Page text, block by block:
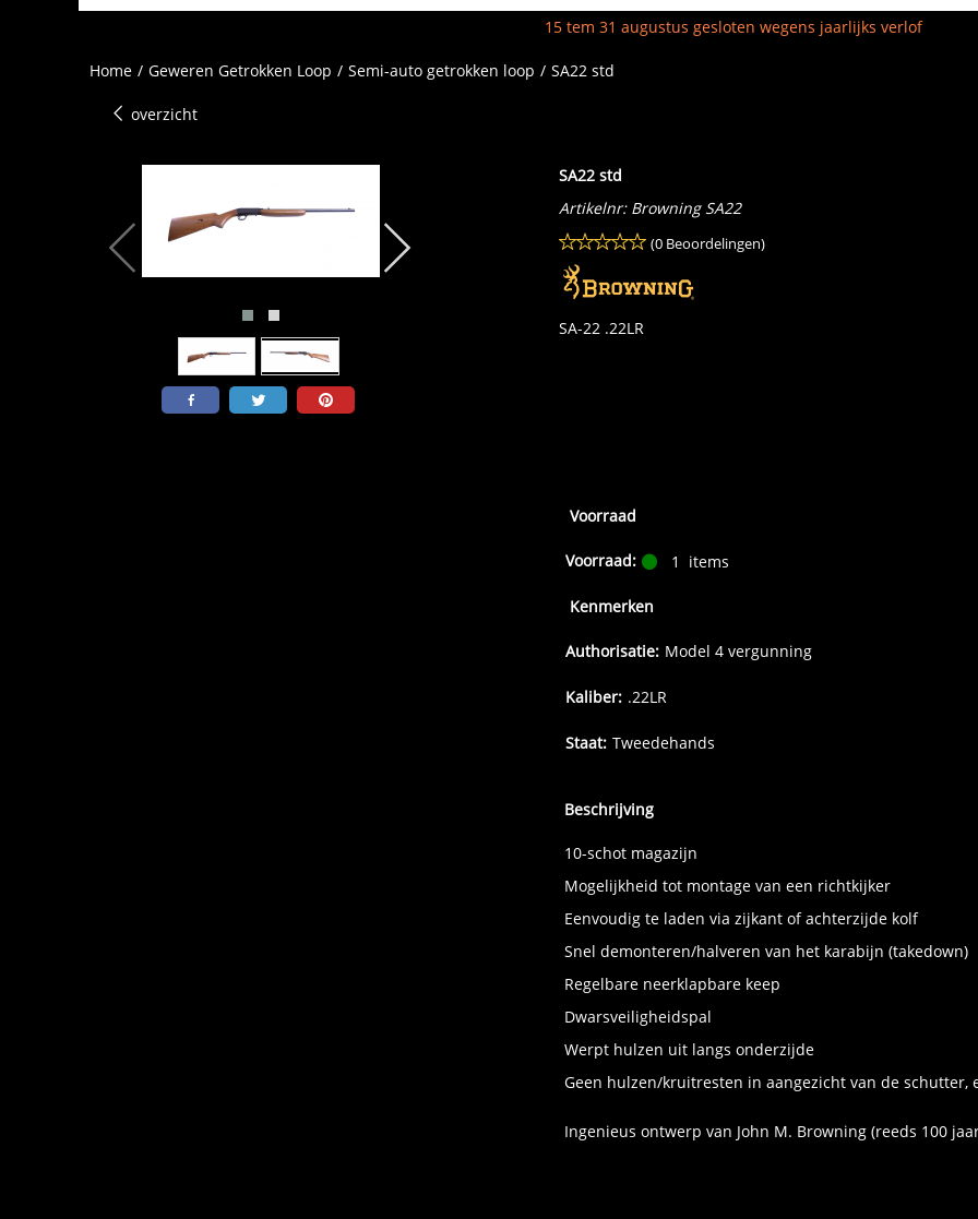
15 tem 31 augustus gesloten wegens jaarlijks verlof
Home / Geweren Getrokken Loop / Semi-auto getrokken loop / SA22 std
overzicht
SA22 std
Artikelnr: Browning SA22
(0 Beoordelingen)
SA-22 .22LR
Voorraad
Voorraad: 1 items
Kenmerken
Authorisatie: Model 4 vergunning
Kaliber: .22LR
Staat: Tweedehands
Beschrijving
10-schot magazijn
Mogelijkheid tot montage van een richtkijker
Eenvoudig te laden via zijkant of achterzijde kolf
Snel demonteren/halveren van het karabijn (takedown)
Regelbare neerklapbare keep
Dwarsveiligheidspal
Werpt hulzen uit langs onderzijde
Geen hulzen/kruitresten in aangezicht van de schutter,
Ingenieus ontwerp van John M. Browning (reeds 100